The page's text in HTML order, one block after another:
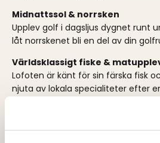
Midnattssol & norrsken
Upplev golf i dagsljus dygnet runt
låt norrskenet bli en del av din
Världsklassigt fiske &
Lofoten är känt för sin färska fisk
njuta av lokala specialiteter efter